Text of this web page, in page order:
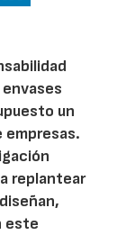
un
empresas.
replantear
este